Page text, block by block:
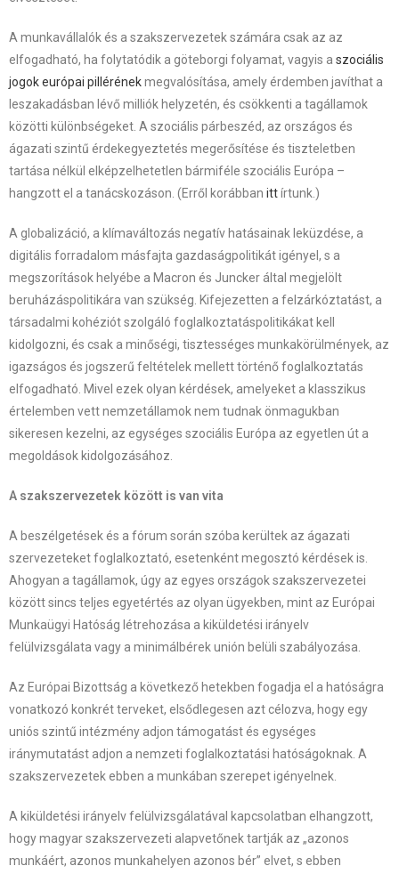
A munkavállalók és a szakszervezetek számára csak az az
elfogadható, ha folytatódik a göteborgi folyamat, vagyis a szociális
jogok európai pillérénekmegvalósítása, amely érdemben javíthat a
leszakadásban lévő milliók helyzetén, és csökkenti a tagállamok
közötti különbségeket. A szociális párbeszéd, az országos és
ágazati szintű érdekegyeztetés megerősítése és tiszteletben
tartása nélkül elképzelhetetlen bármiféle szociális Európa –
hangzott el a tanácskozáson. (Erről korábban ittírtunk.)
A globalizáció, a klímaváltozás negatív hatásainak leküzdése, a
digitális forradalom másfajta gazdaságpolitikát igényel, s a
megszorítások helyébe a Macron és Juncker által megjelölt
beruházáspolitikára van szükség. Kifejezetten a felzárkóztatást, a
társadalmi kohéziót szolgáló foglalkoztatáspolitikákat kell
kidolgozni, és csak a minőségi, tisztességes munkakörülmények, az
igazságos és jogszerű feltételek mellett történő foglalkoztatás
elfogadható. Mivel ezek olyan kérdések, amelyeket a klasszikus
értelemben vett nemzetállamok nem tudnak önmagukban
sikeresen kezelni, az egységes szociális Európa az egyetlen út a
megoldások kidolgozásához.
A szakszervezetek között is van vita
A beszélgetések és a fórum során szóba kerültek az ágazati
szervezeteket foglalkoztató, esetenként megosztó kérdések is.
Ahogyan a tagállamok, úgy az egyes országok szakszervezetei
között sincs teljes egyetértés az olyan ügyekben, mint az Európai
Munkaügyi Hatóság létrehozása a kiküldetési irányelv
felülvizsgálata vagy a minimálbérek unión belüli szabályozása.
Az Európai Bizottság a következő hetekben fogadja el a hatóságra
vonatkozó konkrét terveket, elsődlegesen azt célozva, hogy egy
uniós szintű intézmény adjon támogatást és egységes
iránymutatást adjon a nemzeti foglalkoztatási hatóságoknak. A
szakszervezetek ebben a munkában szerepet igényelnek.
A kiküldetési irányelv felülvizsgálatával kapcsolatban elhangzott,
hogy magyar szakszervezeti alapvetőnek tartják az „azonos
munkáért, azonos munkahelyen azonos bér” elvet, s ebben